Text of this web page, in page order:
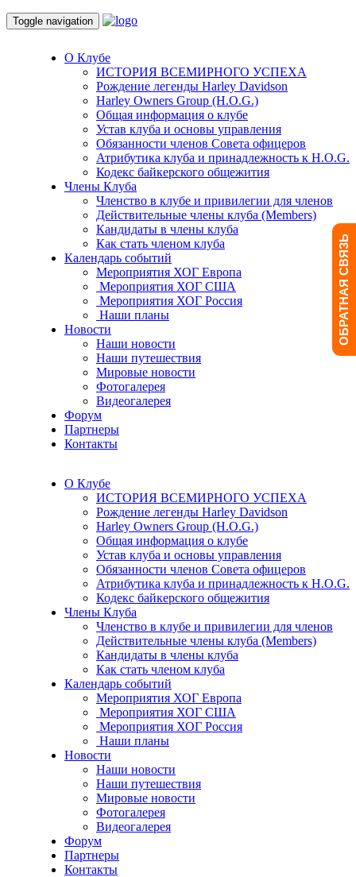
Toggle navigation
О Клубе
ИСТОРИЯ ВСЕМИРНОГО УСПЕХА
Рождение легенды Harley Davidson
Harley Owners Group (H.O.G.)
Общая информация о клубе
Устав клуба и основы управления
Обязанности членов Совета офицеров
Атрибутика клуба и принадлежность к H.O.G.
Кодекс байкерского общежития
Члены Клуба
Членство в клубе и привилегии для членов
Действительные члены клуба (Members)
Кандидаты в члены клуба
Как стать членом клуба
Календарь событий
Мероприятия ХОГ Европа
Мероприятия ХОГ США
Мероприятия ХОГ Россия
Наши планы
Новости
Наши новости
Наши путешествия
Мировые новости
Фотогалерея
Видеогалерея
Форум
Партнеры
Контакты
О Клубе
ИСТОРИЯ ВСЕМИРНОГО УСПЕХА
Рождение легенды Harley Davidson
Harley Owners Group (H.O.G.)
Общая информация о клубе
Устав клуба и основы управления
Обязанности членов Совета офицеров
Атрибутика клуба и принадлежность к H.O.G.
Кодекс байкерского общежития
Члены Клуба
Членство в клубе и привилегии для членов
Действительные члены клуба (Members)
Кандидаты в члены клуба
Как стать членом клуба
Календарь событий
Мероприятия ХОГ Европа
Мероприятия ХОГ США
Мероприятия ХОГ Россия
Наши планы
Новости
Наши новости
Наши путешествия
Мировые новости
Фотогалерея
Видеогалерея
Форум
Партнеры
Контакты
ОБРАТНАЯ СВЯЗЬ